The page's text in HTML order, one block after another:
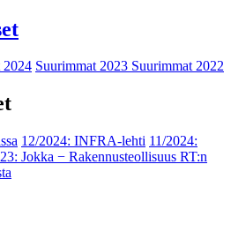
2024 Suurimmat 2023 Suurimmat 2022
12/2024: INFRA-lehti 11/2024:
Jokka − Rakennusteollisuus RT:n